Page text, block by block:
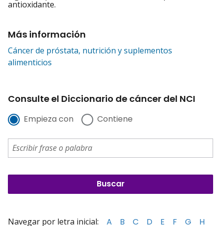
antioxidante.
Más información
Cáncer de próstata, nutrición y suplementos
alimenticios
Consulte el Diccionario de cáncer del NCI
Empieza con Contiene
Navegar por letra inicial: A B C D E F G
H